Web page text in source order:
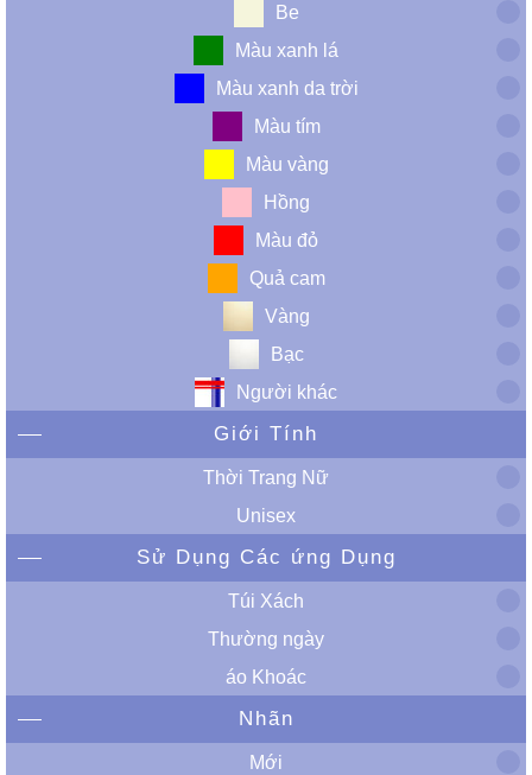
Be
Màu xanh lá
Màu xanh da trời
Màu tím
Màu vàng
Hồng
Màu đỏ
Quả cam
Vàng
Bạc
Người khác
Giới Tính
Thời Trang Nữ
Unisex
Sử Dụng Các ứng Dụng
Túi Xách
Thường ngày
áo Khoác
Nhãn
Mới